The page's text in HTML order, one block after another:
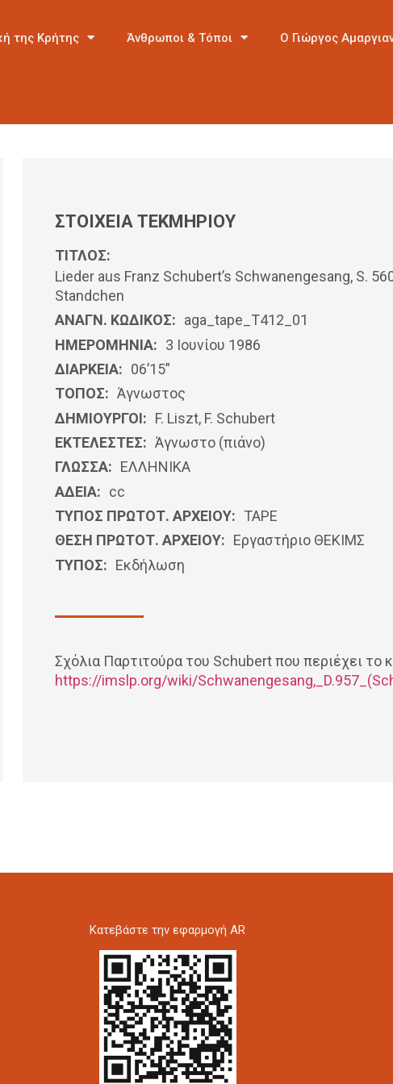
της Κρήτης Άνθρωποι & Τόποι Ο Γιώργος
ΣΤΟΙΧΕΙΑ ΤΕΚΜΗΡΙΟΥ
ΤΙΤΛΟΣ:
Lieder aus Franz Schubert’s Schwanengesang, S.
Standchen
ΑΝΑΓΝ. ΚΩΔΙΚΟΣ: aga_tape_T412_01
ΗΜΕΡΟΜΗΝΊΑ: 3 Ιουνίου 1986
ΔΙΑΡΚΕΙΑ: 06’15”
ΤΟΠΟΣ: Άγνωστος
ΔΗΜΙΟΥΡΓΟΙ: F. Liszt, F. Schubert
ΕΚΤΕΛΕΣΤΕΣ: Άγνωστο (πιάνο)
ΓΛΩΣΣΑ: ΕΛΛΗΝΙΚΆ
ΑΔΕΙΑ: cc
ΤΥΠΟΣ ΠΡΩΤΟΤ. ΑΡΧΕΙΟΥ: ΤΑΡΕ
ΘΕΣΗ ΠΡΩΤΟΤ. ΑΡΧΕΙΟΥ: Εργαστήριο ΘΕΚΙΜΣ
ΤΥΠΟΣ: Εκδήλωση
Σχόλια Παρτιτούρα του Schubert που περιέχει το
https://imslp.org/wiki/
Kατεβάστε την εφαρμογή AR